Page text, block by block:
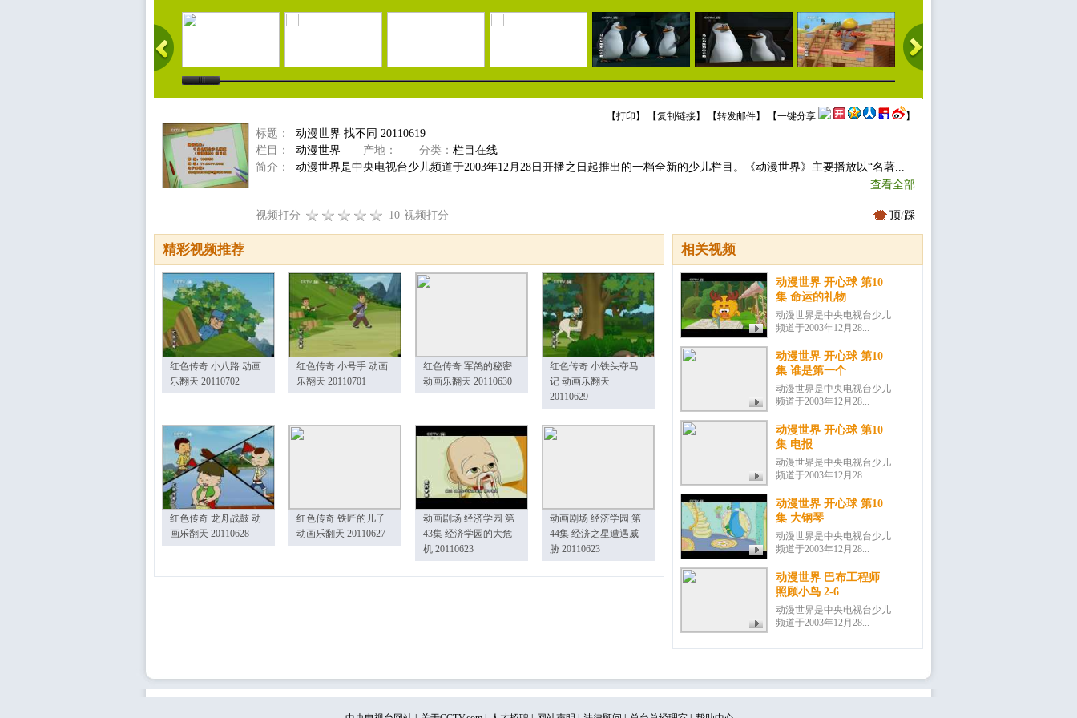
【打印 】 【复制链接】 【转发邮件】 【一键分享 】
标题：
动漫世界 找不同 20110619
栏目：
动漫世界 产地： 分类： 栏目在线
简介：
动漫世界是中央电视台少儿频道于2003年12月28日开播之日起推出的一档全新的少儿栏目。《动漫世界》主要播放以“名著...
查看全部
视频打分 10 视频打分 顶/踩
相关视频
动漫世界 开心球 第10
集 命运的礼物
动漫世界是中央电视台少儿
频道于2003年12月28...
动漫世界 开心球 第10
集 谁是第一个
动漫世界是中央电视台少儿
频道于2003年12月28...
动漫世界 开心球 第10
集 电报
动漫世界是中央电视台少儿
频道于2003年12月28...
动漫世界 开心球 第10
集 大钢琴
动漫世界是中央电视台少儿
频道于2003年12月28...
动漫世界 巴布工程师
照顾小鸟 2-6
动漫世界是中央电视台少儿
频道于2003年12月28...
精彩视频推荐
红色传奇 小八路 动画
乐翻天 20110702
红色传奇 小号手 动画
乐翻天 20110701
红色传奇 军鸽的秘密
动画乐翻天 20110630
红色传奇 小铁头夺马
记 动画乐翻天
20110629
红色传奇 龙舟战鼓 动
画乐翻天 20110628
红色传奇 铁匠的儿子
动画乐翻天 20110627
动画剧场 经济学园 第
43集 经济学园的大危
机 20110623
动画剧场 经济学园 第
44集 经济之星遭遇威
胁 20110623